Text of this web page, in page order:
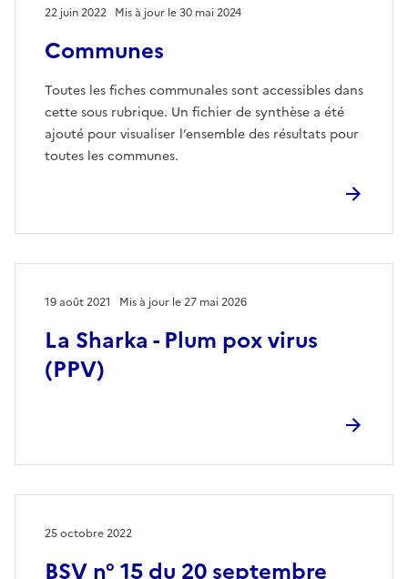
Communes
22 juin 2022 Mis à jour le 30 mai 2024
Toutes les fiches communales sont accessibles dans
cette sous rubrique. Un fichier de synthèse a été
ajouté pour visualiser l’ensemble des résultats pour
toutes les communes.
La Sharka - Plum pox virus
(PPV)
19 août 2021 Mis à jour le 27 mai 2026
BSV n° 15 du 20 septembre
25 octobre 2022